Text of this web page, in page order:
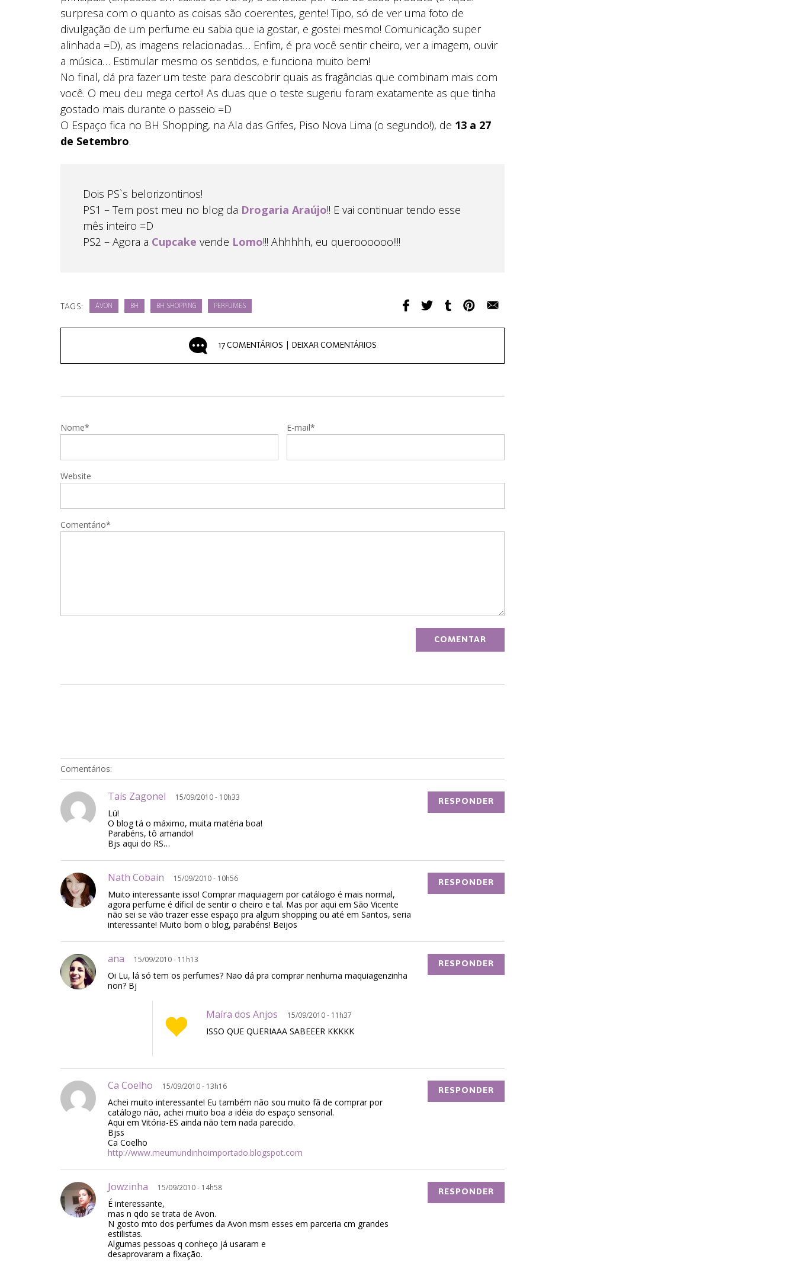
surpresa com o quanto as coisas são coerentes, gente! Tipo, só de ver uma foto de
divulgação de um perfume eu sabia que ia gostar, e gostei mesmo! Comunicação super
alinhada =D), as imagens relacionadas… Enfim, é pra você sentir cheiro, ver a imagem, ouvir
a música… Estimular mesmo os sentidos, e funciona muito bem!
No final, dá pra fazer um teste para descobrir quais as fragâncias que combinam mais com
você. O meu deu mega certo!! As duas que o teste sugeriu foram exatamente as que tinha
gostado mais durante o passeio =D
O Espaço fica no BH Shopping, na Ala das Grifes, Piso Nova Lima (o segundo!), de 13 a 27
de Setembro.
Dois PS`s belorizontinos!
PS1 – Tem post meu no blog da Drogaria Araújo!! E vai continuar tendo esse
mês inteiro =D
PS2 – Agora a Cupcake vende Lomo!!! Ahhhhh, eu queroooooo!!!!
TAGS: AVON BH BH SHOPPING PERFUMES
17 COMENTÁRIOS | DEIXAR COMENTÁRIOS
Nome* E-mail*
Website
Comentário*
Comentários:
Taís Zagonel 15/09/2010 - 10h33
Lú!
O blog tá o máximo, muita matéria boa!
Parabéns, tô amando!
Bjs aqui do RS…
RESPONDER
Nath Cobain 15/09/2010 - 10h56
Muito interessante isso! Comprar maquiagem por catálogo é mais normal,
agora perfume é díficil de sentir o cheiro e tal. Mas por aqui em São Vicente
não sei se vão trazer esse espaço pra algum shopping ou até em Santos, seria
interessante! Muito bom o blog, parabéns! Beijos
RESPONDER
ana 15/09/2010 - 11h13
Oi Lu, lá só tem os perfumes? Nao dá pra comprar nenhuma maquiagenzinha
non? Bj
RESPONDER
Maíra dos Anjos 15/09/2010 - 11h37
ISSO QUE QUERIAAA SABEEER KKKKK
Ca Coelho 15/09/2010 - 13h16
Achei muito interessante! Eu também não sou muito fã de comprar por
catálogo não, achei muito boa a idéia do espaço sensorial.
Aqui em Vitória-ES ainda não tem nada parecido.
Bjss
Ca Coelho
http://www.meumundinhoimportado.blogspot.com
RESPONDER
Jowzinha 15/09/2010 - 14h58
É interessante,
mas n qdo se trata de Avon.
N gosto mto dos perfumes da Avon msm esses em parceria cm grandes
estilistas.
Algumas pessoas q conheço já usaram e
desaprovaram a fixação.
RESPONDER